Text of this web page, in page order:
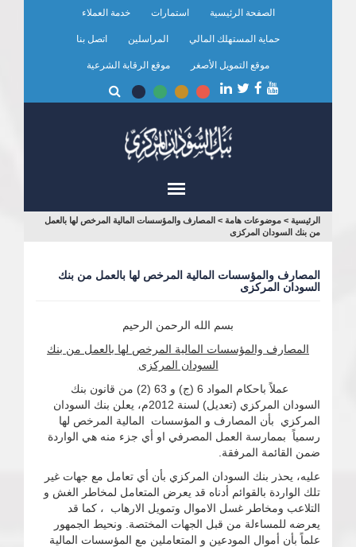
الصفحة الرئيسية استمارات خدمة العملاء
حماية المستهلك المالي المراسلين اتصل بنا
موقع التمويل الأصغر موقع الرقابة الشرعية
أنت
الرئيسية > موضوعات هامة > المصارف والمؤسسات المالية المرخص لها بالعمل
من بنك السودان المركزى
المصارف والمؤسسات المالية المرخص لها بالعمل من بنك
السودان المركزى
بسم الله الرحمن الرحيم
المصارف والمؤسسات المالية المرخص لها بالعمل من بنك
السودان المركزى
عملاً باحكام المواد 6 (ج) و 63 (2) من قانون بنك
السودان المركزي (تعديل) لسنة 2012م، يعلن بنك السودان
المركزي بأن المصارف و المؤسسات المالية المرخص لها
رسمياً بممارسة العمل المصرفي او أي جزء منه هي الواردة
ضمن القائمة المرفقة.
عليه، يحذر بنك السودان المركزي بأن أي تعامل مع جهات غير
تلك الواردة بالقوائم أدناه قد يعرض المتعامل لمخاطر الغش و
التلاعب ومخاطر غسل الاموال وتمويل الارهاب ، كما قد
يعرضه للمساءلة من قبل الجهات المختصة. ونحيط الجمهور
علماً بأن أموال المودعين و المتعاملين مع المؤسسات المالية